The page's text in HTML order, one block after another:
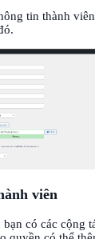
tin thành
viên
có các cộng